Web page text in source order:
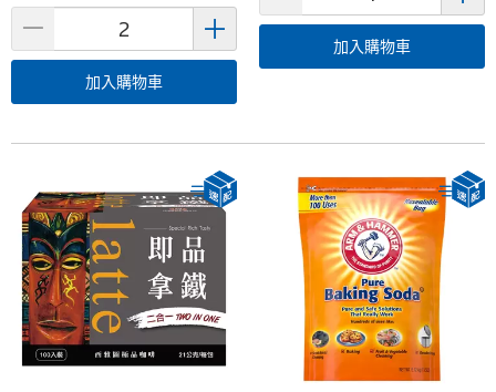
加入購物車
加入購物車